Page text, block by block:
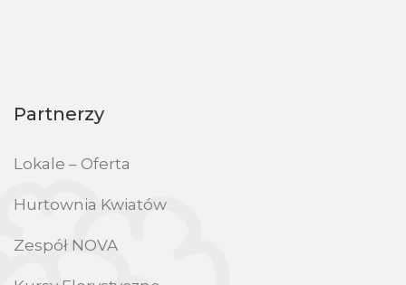
Partnerzy
Lokale – Oferta
Hurtownia Kwiatów
Zespół NOVA